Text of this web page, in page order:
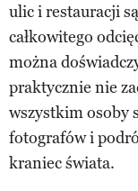
ulic i restauracji
całkowitego
można
praktycznie nie
wszystkim osoby
fotografów i
kraniec świata.